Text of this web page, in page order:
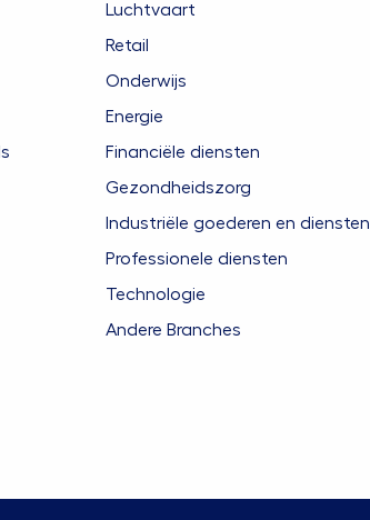
Luchtvaart
Retail
Onderwijs
Energie
Financiële diensten
Gezondheidszorg
Industriële goederen en diensten
Professionele diensten
Technologie
Andere Branches